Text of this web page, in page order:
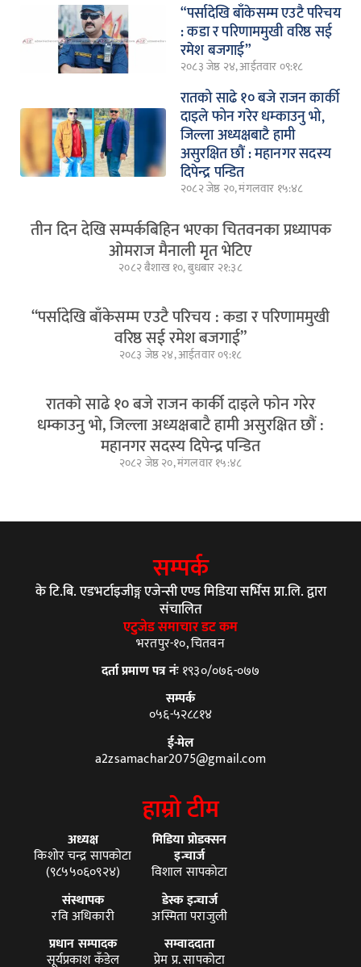
“पर्सादेखि बाँकेसम्म एउटै परिचय
: कडा र परिणाममुखी वरिष्ठ सई
रमेश बजगाई”
२०८३ जेष्ठ २४, आईतवार ०९:१८
रातको साढे १० बजे राजन कार्की
दाइले फोन गरेर धम्काउनु भो,
जिल्ला अध्यक्षबाटै हामी
असुरक्षित छौं : महानगर सदस्य
दिपेन्द्र पन्डित
२०८२ जेष्ठ २०, मंगलवार १५:४८
तीन दिन देखि सम्पर्कबिहिन भएका चितवनका प्रध्यापक
ओमराज मैनाली मृत भेटिए
२०८२ बैशाख १०, बुधबार २१:३८
“पर्सादेखि बाँकेसम्म एउटै परिचय : कडा र परिणाममुखी
वरिष्ठ सई रमेश बजगाई”
२०८३ जेष्ठ २४, आईतवार ०९:१८
रातको साढे १० बजे राजन कार्की दाइले फोन गरेर
धम्काउनु भो, जिल्ला अध्यक्षबाटै हामी असुरक्षित छौं :
महानगर सदस्य दिपेन्द्र पन्डित
२०८२ जेष्ठ २०, मंगलवार १५:४८
सम्पर्क
के टि.बि. एडभर्टाइजीङ्ग एजेन्सी एण्ड मिडिया सर्भिस प्रा.लि. द्वारा
संचालित
एटुजेड समाचार डट कम
भरतपुर-१०, चितवन
दर्ता प्रमाण पत्र नंः१९३०/०७६-०७७
सम्पर्क
०५६-५२८८१४
ई-मेल
a2zsamachar2075@gmail.com
हाम्रो टीम
अध्यक्ष
किशोर चन्द्र सापकोटा
(९८५५०६०९२४)
संस्थापक
रवि अधिकारी
प्रधान सम्पादक
सूर्यप्रकाश कँडेल
मिडिया प्रोडक्सन
इन्चार्ज
विशाल सापकोटा
डेस्क इन्चार्ज
अस्मिता पराजुली
सम्वाददाता
प्रेम प्र. सापकोटा